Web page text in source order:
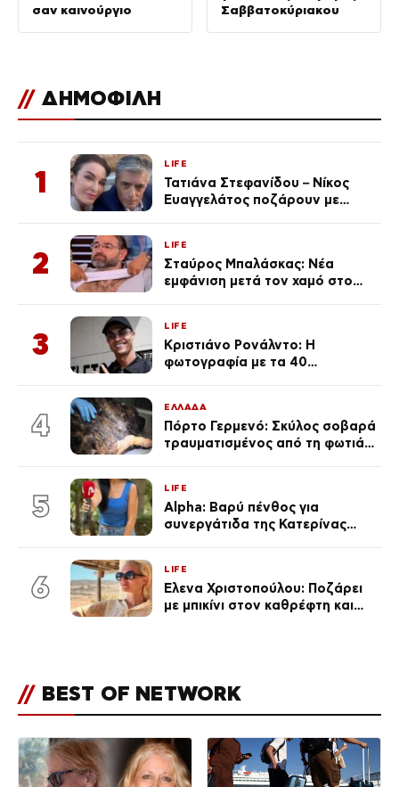
σαν καινούργιο
Σαββατοκύριακου
// ΔΗΜΟΦΙΛΗ
1
LIFE
Τατιάνα Στεφανίδου – Νίκος
Ευαγγελάτος ποζάρουν με
2
LIFE
Σταύρος Μπαλάσκας: Νέα
εμφάνιση μετά τον χαμό στο
3
LIFE
Κριστιάνο Ρονάλντο: Η
φωτογραφία με τα 40
εκ. likes
4
ΕΛΛΑΔΑ
Πόρτο Γερμενό: Σκύλος σοβαρά
τραυματισμένος από τη φωτιά
5
LIFE
Alpha: Βαρύ πένθος για
συνεργάτιδα της Κατερίνας
του Θεού»
6
LIFE
Έλενα Χριστοπούλου: Ποζάρει
με μπικίνι στον καθρέφτη και
// BEST OF NETWORK